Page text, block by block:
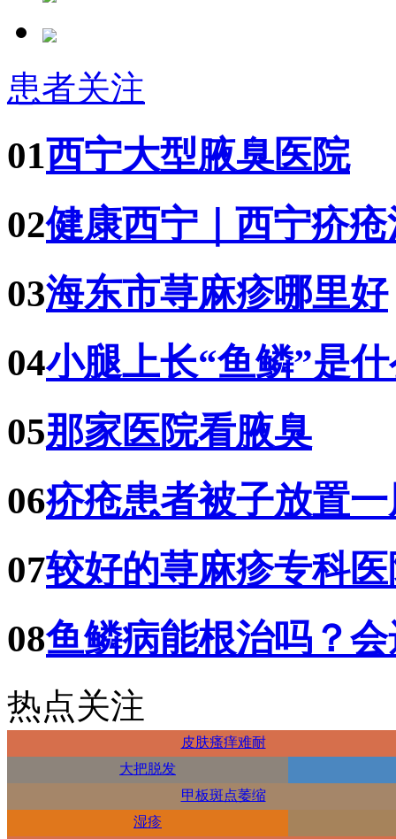
患者关注
01西宁大型腋臭医院
02健康西宁｜西宁疥
03海东市荨麻疹哪里好
04小腿上长“鱼鳞”是
05那家医院看腋臭
06疥疮患者被子放置
07较好的荨麻疹专科
08鱼鳞病能根治吗？
热点关注
皮肤瘙痒难耐
大把脱发
甲板斑点萎缩
湿疹